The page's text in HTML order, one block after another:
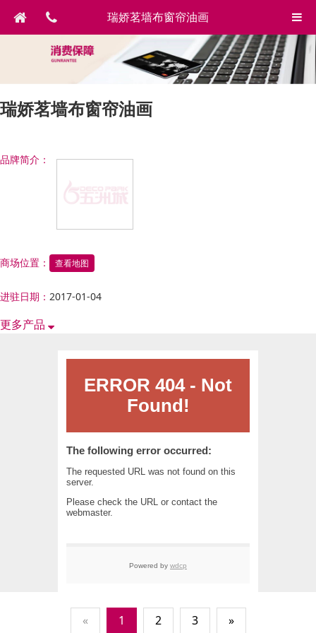
瑞娇茗墙布窗帘油画
瑞娇茗墙布窗帘油画
品牌简介：
商场位置： 查看地图
进驻日期： 2017-01-04
更多产品
« 1 2 3 »